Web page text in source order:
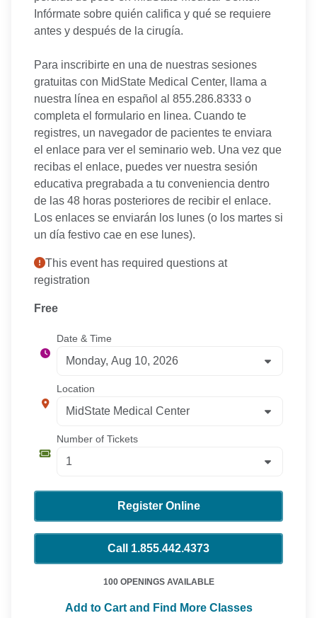
Infórmate sobre quién califica y qué se requiere
antes y después de la cirugía.
Para inscribirte en una de nuestras sesiones
gratuitas con MidState Medical Center, llama a
nuestra línea en español al 855.286.8333 o
completa el formulario en linea. Cuando te
registres, un navegador de pacientes te enviara
el enlace para ver el seminario web. Una vez que
recibas el enlace, puedes ver nuestra sesión
educativa pregrabada a tu conveniencia dentro
de las 48 horas posteriores de recibir el enlace.
Los enlaces se enviarán los lunes (o los martes si
un día festivo cae en ese lunes).
This event has required questions at
registration
Free
Date & Time
Location
Number of Tickets
Register Online
Call 1.855.442.4373
100 OPENINGS AVAILABLE
Add to Cart and Find More Classes